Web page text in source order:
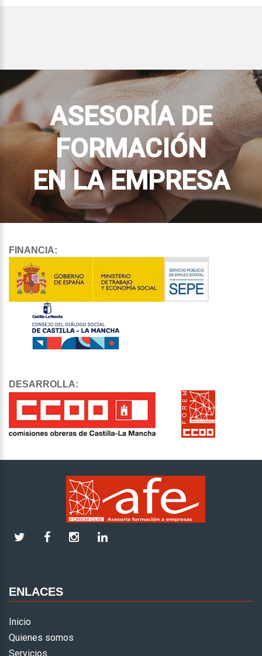
ASESORÍA DE
FORMACIÓN
EN LA EMPRESA
FINANCIA:
DESARROLLA:
ENLACES
Inicio
Quienes somos
Servicios